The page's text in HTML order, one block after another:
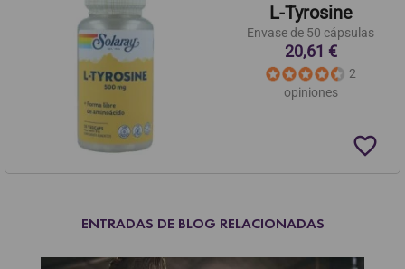
L-Tyrosine
Envase de 50 cápsulas
20,61 €
2
opiniones
favorite_border
ENTRADAS DE BLOG RELACIONADAS